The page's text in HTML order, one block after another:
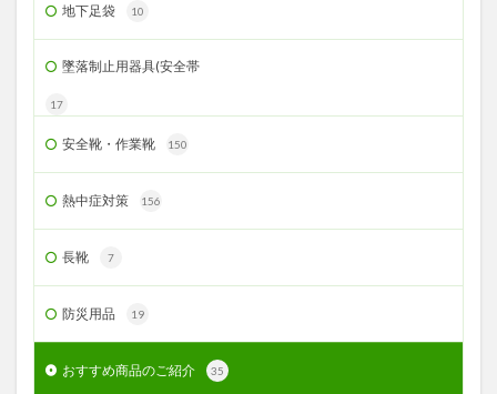
地下足袋 10
墜落制止用器具(安全帯
17
安全靴・作業靴 150
熱中症対策 156
長靴 7
防災用品 19
おすすめ商品のご紹介 35